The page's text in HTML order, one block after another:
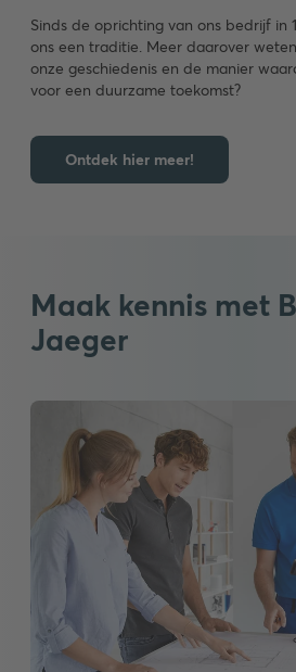
Sinds de oprichting van ons bedrijf in
ons een traditie. Meer daarover
onze geschiedenis en de manier
voor een duurzame toekomst?
Ontdek hier meer!
Maak kennis met
Jaeger